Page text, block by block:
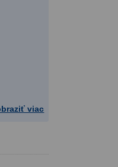
viac